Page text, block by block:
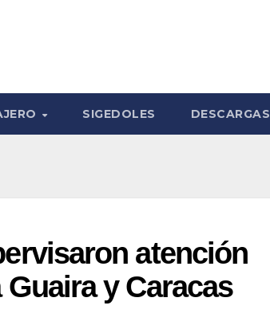
SIGEDOLES DESCARGAS
atención
y Caracas